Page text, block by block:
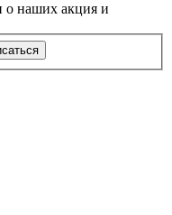
о наших акция и